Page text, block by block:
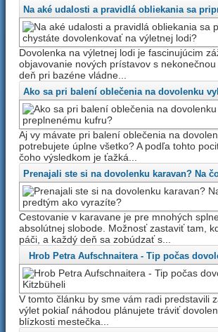
Dovolenka na výletnej lodi je fascinujúcim
objavovanie nových prístavov s
deň pri bazéne vládne...
Aj vy mávate pri balení oblečenia na
potrebujete úplne všetko? A podľa tohto
čoho výsledkom je ťažká...
Cestovanie v karavane je pre mnohých
absolútnej slobode. Možnosť zastaviť tam,
páči, a každý deň sa zobúdzať s...
Hrob Petra Aufschnaitera - Tip počas
V tomto článku by sme vám radi predstavili
výlet pokiaľ náhodou plánujete tráviť
blízkosti mestečka...